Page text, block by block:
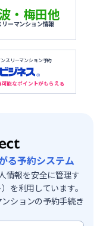
・梅田他
ーマンション情報
スリーマンション予約
能なポイントがもらえる
る予約システム
情報を安全に管理す
を利用しています。
ションの予約手続き